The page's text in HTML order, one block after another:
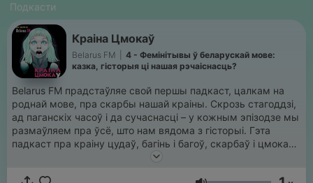
Подкасти
Краіна Цмокаў
Belarus FM
4 - Фемінітывы ў беларускай мове:
казка, гісторыя ці нашая рэчаіснасць?
Belarus FM прадстаўляе свой першы падкаст, цалкам на
роднай мове, пра скарбы нашай краіны. Скрозь стагоддзі,
ад паганскіх часоў і да сучаснасці – у кожным эпізодзе мы
размаўляем пра ўсё, што нам вядома з гісторыі. Гэта
падкаст пра краіну цудаў, багінь і багоў, скарбаў і цмокаў.
Пра Беларусь, якой яна была падчас жыцця нашых